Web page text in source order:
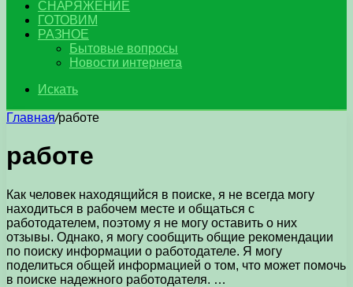
СНАРЯЖЕНИЕ
ГОТОВИМ
РАЗНОЕ
Бытовые вопросы
Новости интернета
Искать
Главная/работе
работе
Как человек находящийся в поиске, я не всегда могу
находиться в рабочем месте и общаться с
работодателем, поэтому я не могу оставить о них
отзывы. Однако, я могу сообщить общие рекомендации
по поиску информации о работодателе. Я могу
поделиться общей информацией о том, что может помочь
в поиске надежного работодателя. …